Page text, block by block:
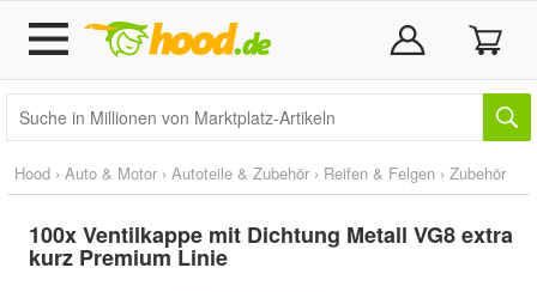
Hood › Auto & Motor › Autoteile & Zubehör › Reifen & Felgen › Zubehör
100x Ventilkappe mit Dichtung Metall VG8 extra
kurz Premium Linie